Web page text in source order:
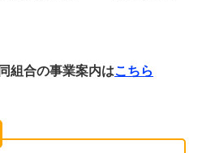
組合の事業案内はこちら